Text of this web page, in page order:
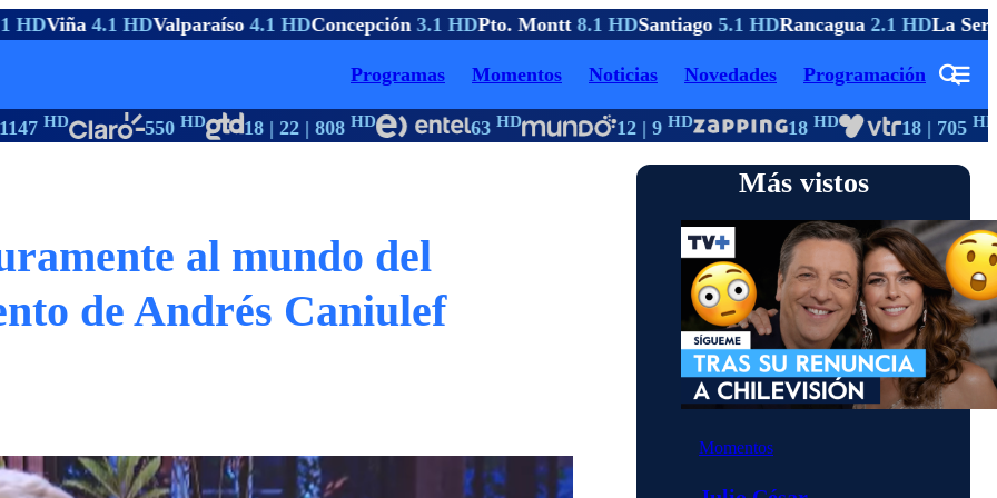
Viña4.1 HDValparaíso4.1 HDConcepción3.1 HDPto. Montt8.1 HDSantiago5.1 HDRancagua2.1 HDLa
Programas Momentos Noticias Novedades Programación
HD 550HD 18 | 22 | 808HD 63HD 12 | 9 HD 18 HD 18 | 705HD
al mundo del
de Andrés Caniulef
Más vistos
Momentos